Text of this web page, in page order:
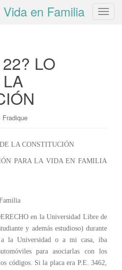
T
i
en Familia
LO
Fradique
LA CONSTITUCIÓN
PARA LA VIDA EN FAMILIA
en la Universidad Libre de
y además estudioso) durante
a la Universidad o a mi casa, iba
para asociarlas con los
códigos. Si la placa era P.E. 3462,